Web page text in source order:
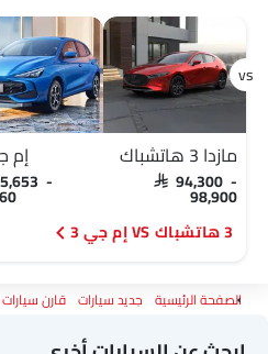
مازدا 3 هاتشباك
SAR 94,300 -
98,900
إم
-
3 هاتشباك VS إم جي 3
الصفحة الرئيسية جديد سيارات قارن سيارات